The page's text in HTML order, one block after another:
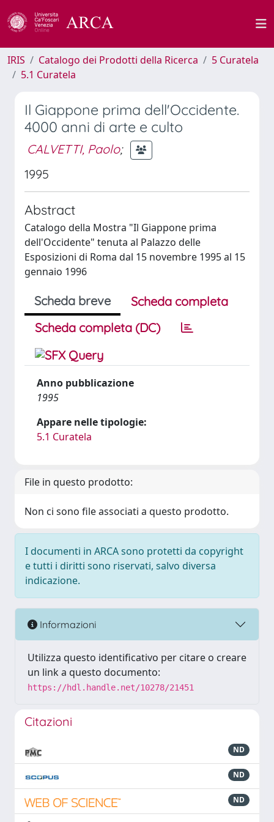
IRIS Catalogo dei Prodotti della Ricerca
5 Curatela
5.1 Curatela
Il Giappone prima dell'Occidente.
4000 anni di arte e culto
CALVETTI, Paolo;
1995
Abstract
Catalogo della Mostra "Il Giappone prima
dell'Occidente" tenuta al Palazzo delle
Esposizioni di Roma dal 15 novembre 1995 al 15
gennaio 1996
Scheda breve
Scheda completa
Scheda completa (DC)
Anno pubblicazione
1995
Appare nelle tipologie:
5.1 Curatela
File in questo prodotto:
Non ci sono file associati a questo prodotto.
I documenti in ARCA sono protetti da copyright
e tutti i diritti sono riservati, salvo diversa
indicazione.
Informazioni
Utilizza questo identificativo per citare o creare
un link a questo documento:
https://hdl.handle.net/10278/21451
Citazioni
ND
ND
ND